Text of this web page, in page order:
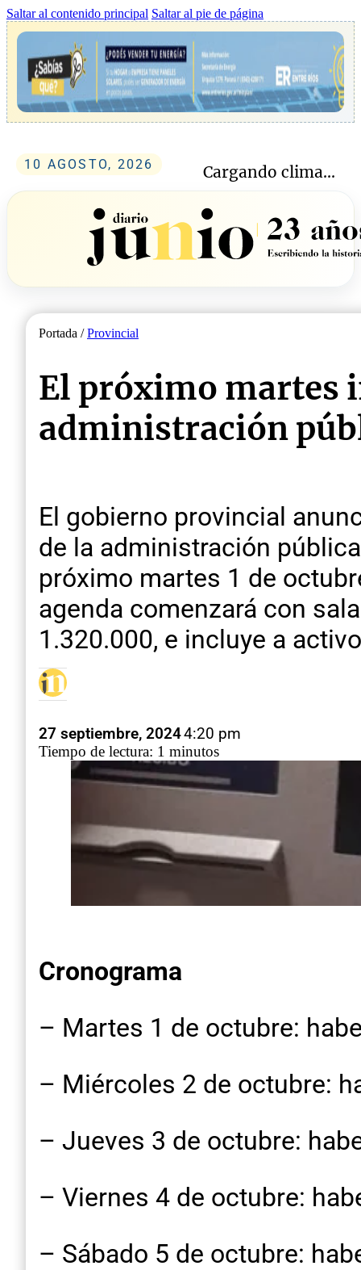
Saltar al contenido principal Saltar al pie de página
10 AGOSTO, 2026 Cargando clima...
Portada /Provincial
El próximo martes
administración
El gobierno provincial
de la administración
próximo martes 1 de
agenda comenzará con
1.320.000, e incluye a
27 septiembre, 20244:20 pm
Tiempo de lectura: 1 minutos
Cronograma
– Martes 1 de octubre:
– Miércoles 2 de octubre:
– Jueves 3 de octubre:
– Viernes 4 de octubre:
– Sábado 5 de octubre: